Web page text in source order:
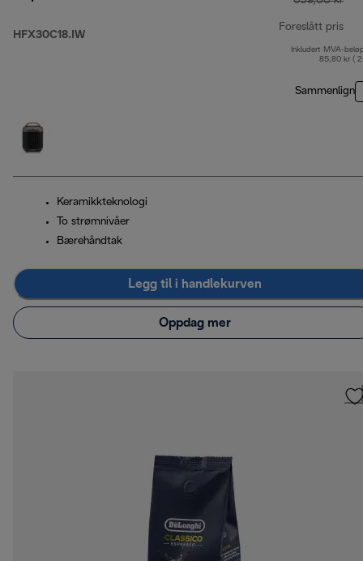
HFX30C18.IW
Foreslått pris
Inkludert MVA-
85,80 kr (
Sammenlign
Keramikkteknologi
To strømnivåer
Bærehåndtak
Legg til i handlekurven
Oppdag mer